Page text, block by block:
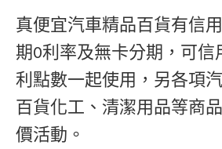
真便宜汽車精品百貨有信
期0利率及無卡分期，可
利點數一起使用，另各項
百貨化工、清潔用品等商
價活動。